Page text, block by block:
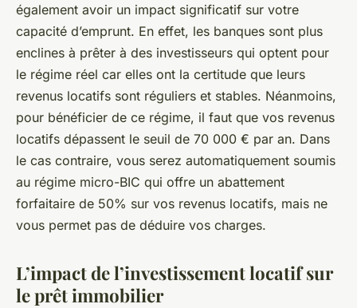
également avoir un impact significatif sur votre
capacité d’emprunt. En effet, les banques sont plus
enclines à prêter à des investisseurs qui optent pour
le régime réel car elles ont la certitude que leurs
revenus locatifs sont réguliers et stables. Néanmoins,
pour bénéficier de ce régime, il faut que vos revenus
locatifs dépassent le seuil de 70 000 € par an. Dans
le cas contraire, vous serez automatiquement soumis
au régime micro-BIC qui offre un abattement
forfaitaire de 50% sur vos revenus locatifs, mais ne
vous permet pas de déduire vos charges.
L’impact de l’investissement locatif sur
le prêt immobilier